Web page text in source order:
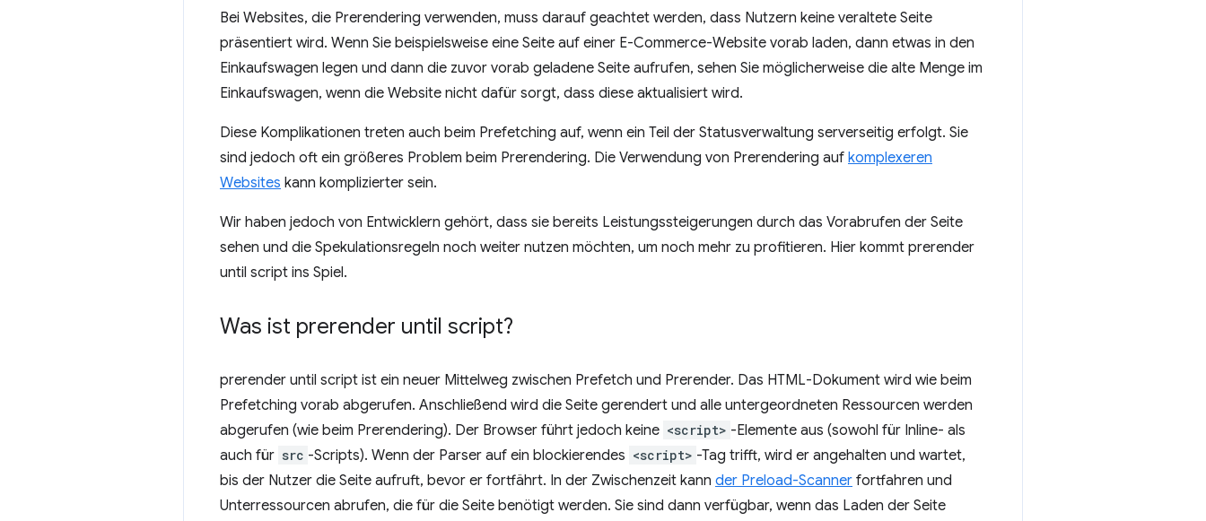
Bei Websites, die Prerendering verwenden, muss darauf geachtet werden, dass Nutzern keine veraltete Seite
präsentiert wird. Wenn Sie beispielsweise eine Seite auf einer E-Commerce-Website vorab laden, dann etwas in den
Einkaufswagen legen und dann die zuvor vorab geladene Seite aufrufen, sehen Sie möglicherweise die alte Menge im
Einkaufswagen, wenn die Website nicht dafür sorgt, dass diese aktualisiert wird.
Diese Komplikationen treten auch beim Prefetching auf, wenn ein Teil der Statusverwaltung serverseitig erfolgt. Sie
sind jedoch oft ein größeres Problem beim Prerendering. Die Verwendung von Prerendering auf komplexeren
Websites kann komplizierter sein.
Wir haben jedoch von Entwicklern gehört, dass sie bereits Leistungssteigerungen durch das Vorabrufen der Seite
sehen und die Spekulationsregeln noch weiter nutzen möchten, um noch mehr zu profitieren. Hier kommt prerender
until script ins Spiel.
Was ist prerender until script?
prerender until script ist ein neuer Mittelweg zwischen Prefetch und Prerender. Das HTML-Dokument wird wie beim
Prefetching vorab abgerufen. Anschließend wird die Seite gerendert und alle untergeordneten Ressourcen werden
abgerufen (wie beim Prerendering). Der Browser führt jedoch keine <script> -Elemente aus (sowohl für Inline- als
auch für src -Scripts). Wenn der Parser auf ein blockierendes <script> -Tag trifft, wird er angehalten und wartet,
bis der Nutzer die Seite aufruft, bevor er fortfährt. In der Zwischenzeit kann der Preload-Scanner fortfahren und
Unterressourcen abrufen, die für die Seite benötigt werden. Sie sind dann verfügbar, wenn das Laden der Seite